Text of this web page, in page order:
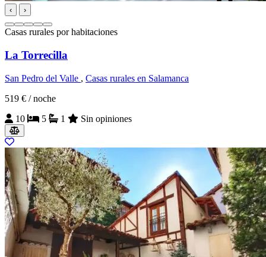
‹ ›
Casas rurales por habitaciones
La Torrecilla
San Pedro del Valle , Casas rurales en Salamanca
519 € / noche
10
5 1 Sin opiniones